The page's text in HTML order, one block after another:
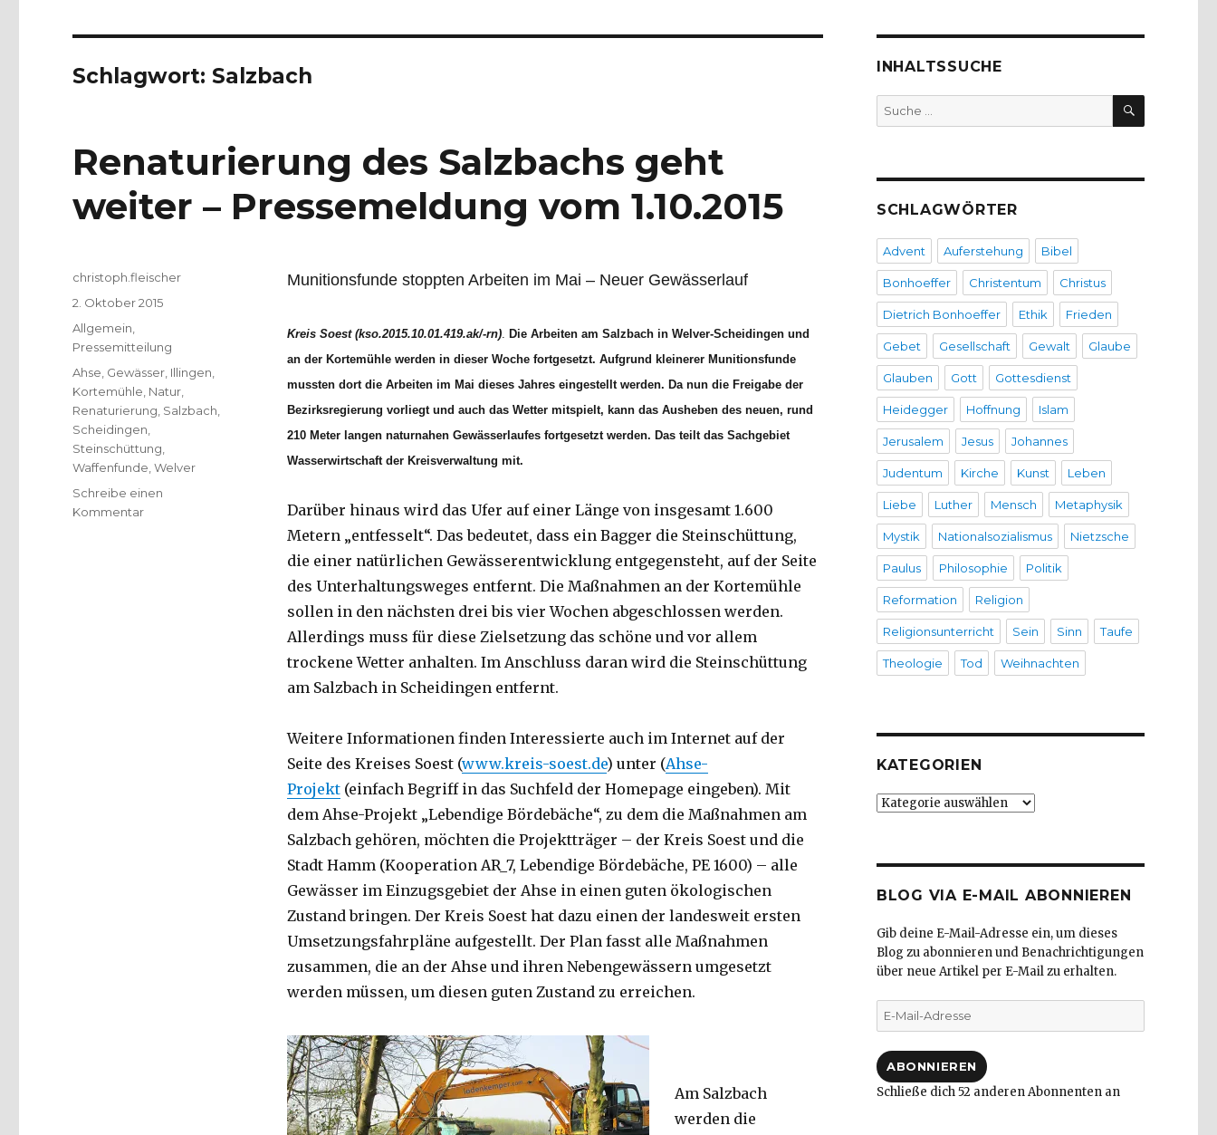
Schlagwort: Salzbach
Renaturierung des Salzbachs geht
weiter – Pressemeldung vom 1.10.2015
Munitionsfunde stoppten Arbeiten im Mai – Neuer Gewässerlauf
Kreis Soest (kso.2015.10.01.419.ak/-rn). Die Arbeiten am Salzbach in Welver-Scheidingen und
an der Kortemühle werden in dieser Woche fortgesetzt. Aufgrund kleinerer Munitionsfunde
mussten dort die Arbeiten im Mai dieses Jahres eingestellt werden. Da nun die Freigabe der
Bezirksregierung vorliegt und auch das Wetter mitspielt, kann das Ausheben des neuen, rund
210 Meter langen naturnahen Gewässerlaufes fortgesetzt werden. Das teilt das Sachgebiet
Wasserwirtschaft der Kreisverwaltung mit.
Darüber hinaus wird das Ufer auf einer Länge von insgesamt 1.600
Metern „entfesselt“. Das bedeutet, dass ein Bagger die Steinschüttung,
die einer natürlichen Gewässerentwicklung entgegensteht, auf der Seite
des Unterhaltungsweges entfernt. Die Maßnahmen an der Kortemühle
sollen in den nächsten drei bis vier Wochen abgeschlossen werden.
Allerdings muss für diese Zielsetzung das schöne und vor allem
trockene Wetter anhalten. Im Anschluss daran wird die Steinschüttung
am Salzbach in Scheidingen entfernt.
Weitere Informationen finden Interessierte auch im Internet auf der
Seite des Kreises Soest (www.kreis-soest.de) unter (Ahse-
Projekt(einfach Begriff in das Suchfeld der Homepage eingeben). Mit
dem Ahse-Projekt „Lebendige Bördebäche“, zu dem die Maßnahmen am
Salzbach gehören, möchten die Projektträger – der Kreis Soest und die
Stadt Hamm (Kooperation AR_7, Lebendige Bördebäche, PE 1600) – alle
Gewässer im Einzugsgebiet der Ahse in einen guten ökologischen
Zustand bringen. Der Kreis Soest hat dazu einen der landesweit ersten
Umsetzungsfahrpläne aufgestellt. Der Plan fasst alle Maßnahmen
zusammen, die an der Ahse und ihren Nebengewässern umgesetzt
werden müssen, um diesen guten Zustand zu erreichen.
Am Salzbach
werden die
Autor
christoph.fleischer
Veröffentlicht
am
2. Oktober 2015
Kategorien
Allgemein
Pressemitteilung
Schlagwörter
Ahse Gewässer Illingen
Kortemühle Natur
Renaturierung Salzbach
Scheidingen
Steinschüttung
Waffenfunde ,Welver
Schreibe einen
Kommentarzu
INHALTSSUCHE
Suche
nach:
SUCHEN
SCHLAGWÖRTER
Advent Auferstehung Bibel
Bonhoeffer Christentum Christus
Dietrich Bonhoeffer Ethik Frieden
Gebet Gesellschaft Gewalt Glaube
Glauben Gott Gottesdienst
Heidegger Hoffnung Islam
Jerusalem Jesus Johannes
Judentum Kirche Kunst Leben
Liebe Luther Mensch Metaphysik
Mystik Nationalsozialismus Nietzsche
Paulus Philosophie Politik
Reformation Religion
Religionsunterricht Sein Sinn Taufe
Theologie Tod Weihnachten
KATEGORIEN
Kategorien
BLOG VIA E-MAIL ABONNIEREN
Gib deine E-Mail-Adresse ein, um dieses
Blog zu abonnieren und Benachrichtigungen
über neue Artikel per E-Mail zu erhalten.
E-
Mail-
ABONNIEREN
Schließe dich 52 anderen Abonnenten an